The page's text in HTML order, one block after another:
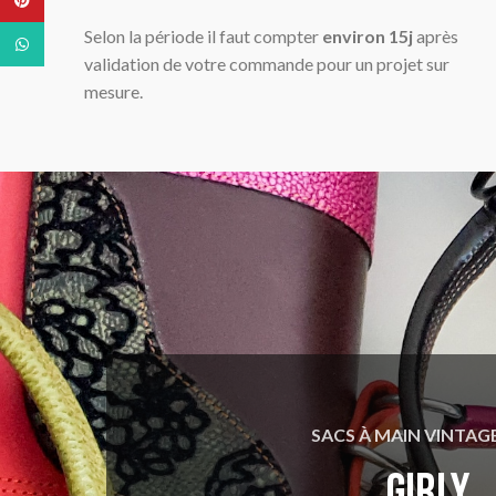
Selon la période il faut compter environ 15japrès
validation de votre commande pour un projet sur
mesure.
SACS À MAIN
WhatsApp